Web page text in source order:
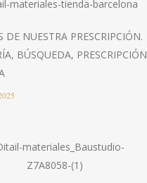
DE NUESTRA PRESCRIPCIÓN.
BÚSQUEDA, PRESCRIPCIÓN